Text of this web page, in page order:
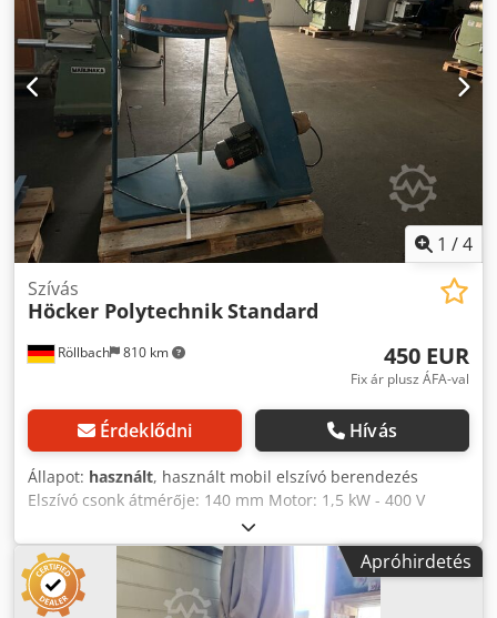
1 /4
Röllbach 810 km
Szívás
Höcker PolytechnikStandard
450 EUR
Fix ár plusz ÁFA-val
Érdeklődni Hívás
Állapot: használt, használt mobil elszívó berendezés
Elszívó csonk átmérője: 140 mm Motor: 1,5 kW - 400 V
Dcjdpfxszk N H Ej Aklsk Acél járókerékkel Elérhetőség: rövid
határidővel Raktárhely: Röllbach
Apróhirdetés